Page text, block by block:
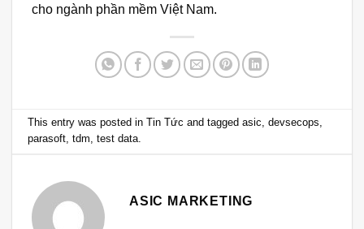
cho ngành phần mềm Việt Nam.
This entry was posted inTin Tức and taggedasic,devsecops,
parasoft,tdm,test data.
ASIC MARKETING